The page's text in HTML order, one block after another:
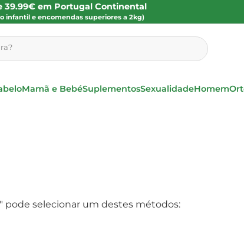
39.99€ em Portugal Continental
infantil e encomendas superiores a 2kg)
Mamã e BebéSuplementosSexualidadeHomem
pode selecionar um destes métodos: